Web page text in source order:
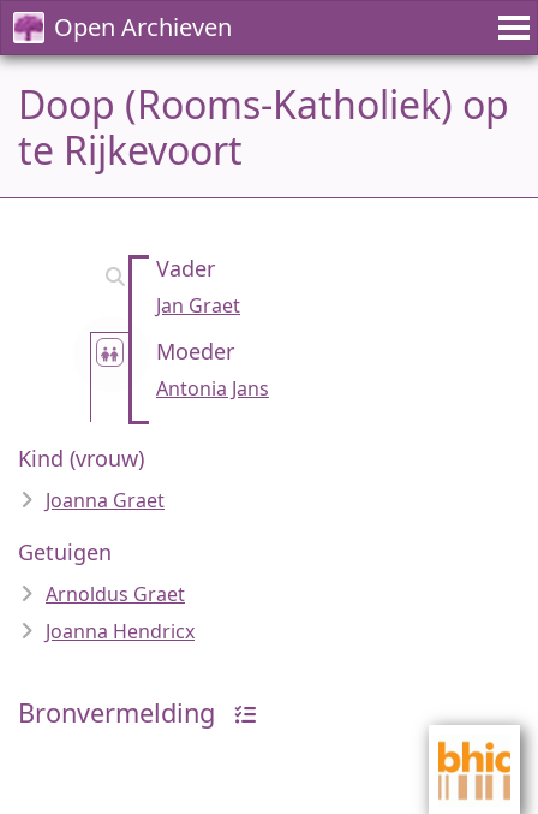
Open Archieven
Doop (Rooms-Katholiek) op
te Rijkevoort
Vader
Jan Graet
Moeder
Antonia Jans
Kind (vrouw)
Joanna Graet
Getuigen
Arnoldus Graet
Joanna Hendricx
Bronvermelding